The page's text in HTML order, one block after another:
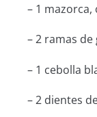
– 1
– 2 ramas
– 1 cebolla
– 2 dientes